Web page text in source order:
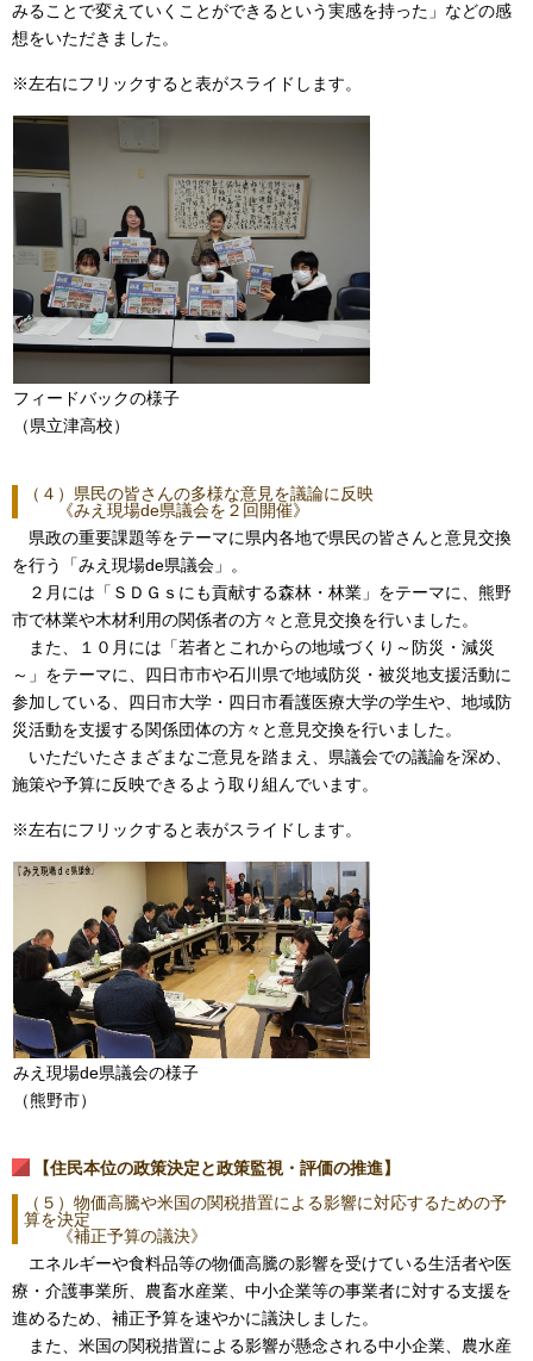
みることで変えていくことができるという実感を持った」などの感
想をいただきました。
※左右にフリックすると表がスライドします。
フィードバックの様子
（県立津高校）
（４）県民の皆さんの多様な意見を議論に反映
《みえ現場de県議会を２回開催》
県政の重要課題等をテーマに県内各地で県民の皆さんと意見交換
を行う「みえ現場de県議会」。
２月には「ＳＤＧｓにも貢献する森林・林業」をテーマに、熊野
市で林業や木材利用の関係者の方々と意見交換を行いました。
また、１０月には「若者とこれからの地域づくり～防災・減災
～」をテーマに、四日市市や石川県で地域防災・被災地支援活動に
参加している、四日市大学・四日市看護医療大学の学生や、地域防
災活動を支援する関係団体の方々と意見交換を行いました。
いただいたさまざまなご意見を踏まえ、県議会での議論を深め、
施策や予算に反映できるよう取り組んでいます。
※左右にフリックすると表がスライドします。
みえ現場de県議会の様子
（熊野市）
【住民本位の政策決定と政策監視・評価の推進】
（５）物価高騰や米国の関税措置による影響に対応するための予
算を決定
《補正予算の議決》
エネルギーや食料品等の物価高騰の影響を受けている生活者や医
療・介護事業所、農畜水産業、中小企業等の事業者に対する支援を
進めるため、補正予算を速やかに議決しました。
また、米国の関税措置による影響が懸念される中小企業、農水産